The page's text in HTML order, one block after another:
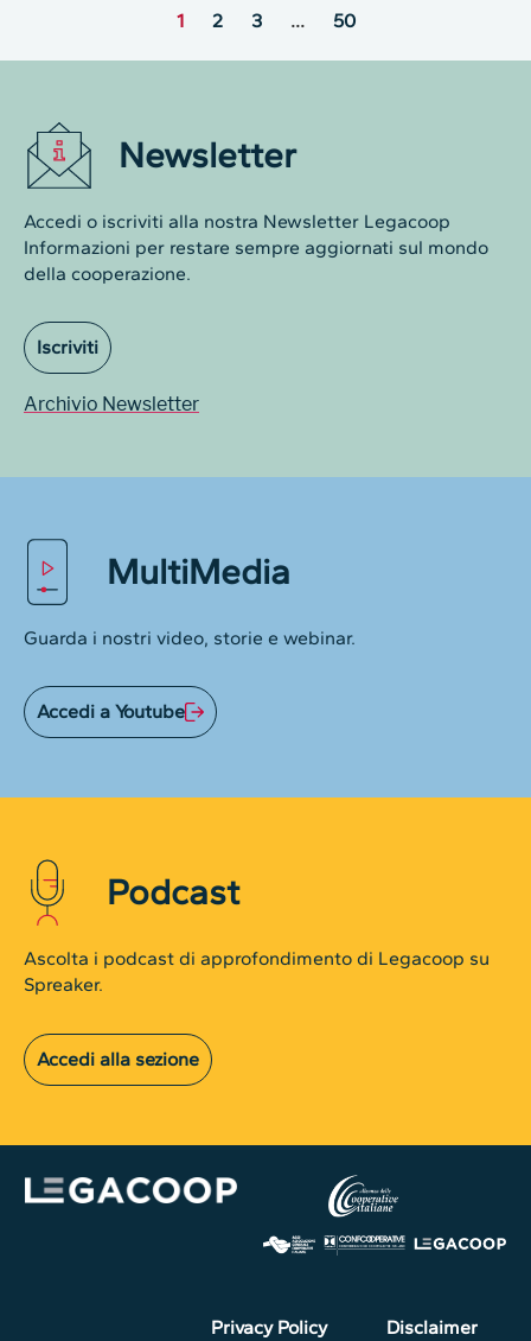
1 2 3 … 50
Newsletter
Accedi o iscriviti alla nostra Newsletter Legacoop
Informazioni per restare sempre aggiornati sul mondo
della cooperazione.
Iscriviti
Archivio Newsletter
MultiMedia
Guarda i nostri video, storie e webinar.
Accedi a Youtube
Podcast
Ascolta i podcast di approfondimento di Legacoop su
Spreaker.
Accedi alla sezione
Privacy Policy
Disclaimer